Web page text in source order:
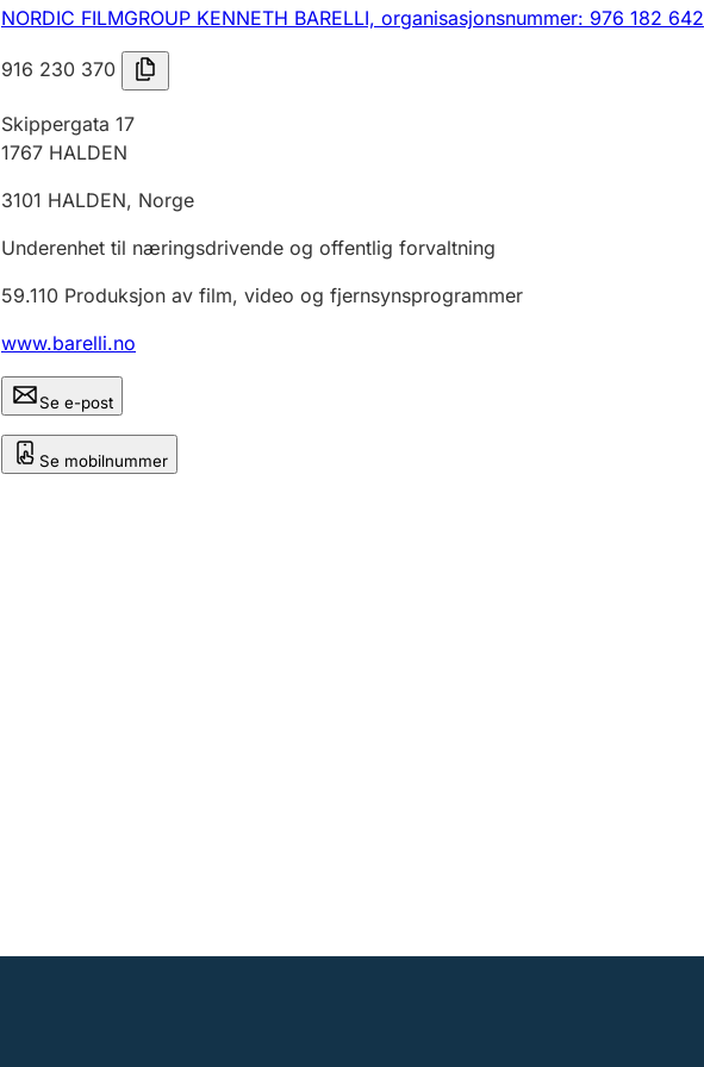
NORDIC FILMGROUP KENNETH BARELLI, organisasjonsnummer: 976 182 642
916 230 370
Skippergata 17
1767 HALDEN
3101 HALDEN, Norge
Underenhet til næringsdrivende og offentlig forvaltning
59.110 Produksjon av film, video og fjernsynsprogrammer
www.barelli.no
Se e-post
Se mobilnummer